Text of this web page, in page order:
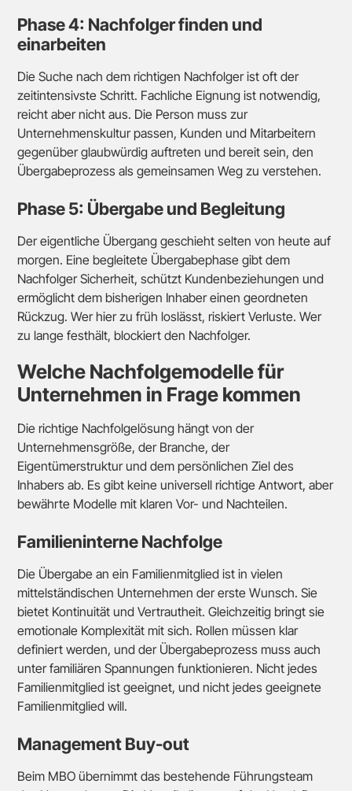
Phase 4: Nachfolger finden und
einarbeiten
Die Suche nach dem richtigen Nachfolger ist oft der
zeitintensivste Schritt. Fachliche Eignung ist notwendig,
reicht aber nicht aus. Die Person muss zur
Unternehmenskultur passen, Kunden und Mitarbeitern
gegenüber glaubwürdig auftreten und bereit sein, den
Übergabeprozess als gemeinsamen Weg zu verstehen.
Phase 5: Übergabe und Begleitung
Der eigentliche Übergang geschieht selten von heute auf
morgen. Eine begleitete Übergabephase gibt dem
Nachfolger Sicherheit, schützt Kundenbeziehungen und
ermöglicht dem bisherigen Inhaber einen geordneten
Rückzug. Wer hier zu früh loslässt, riskiert Verluste. Wer
zu lange festhält, blockiert den Nachfolger.
Welche Nachfolgemodelle für
Unternehmen in Frage kommen
Die richtige Nachfolgelösung hängt von der
Unternehmensgröße, der Branche, der
Eigentümerstruktur und dem persönlichen Ziel des
Inhabers ab. Es gibt keine universell richtige Antwort, aber
bewährte Modelle mit klaren Vor- und Nachteilen.
Familieninterne Nachfolge
Die Übergabe an ein Familienmitglied ist in vielen
mittelständischen Unternehmen der erste Wunsch. Sie
bietet Kontinuität und Vertrautheit. Gleichzeitig bringt sie
emotionale Komplexität mit sich. Rollen müssen klar
definiert werden, und der Übergabeprozess muss auch
unter familiären Spannungen funktionieren. Nicht jedes
Familienmitglied ist geeignet, und nicht jedes geeignete
Familienmitglied will.
Management Buy-out
Beim MBO übernimmt das bestehende Führungsteam